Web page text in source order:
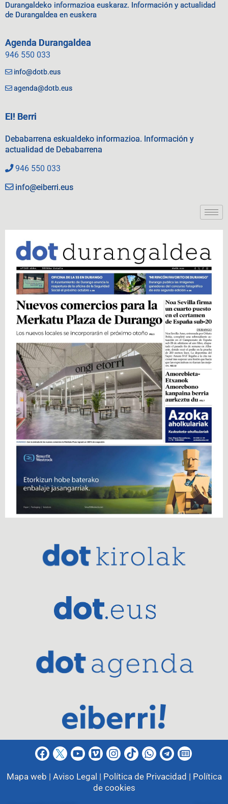
Durangaldeko informazioa euskaraz. Información y actualidad
de Durangaldea en euskera
Agenda Durangaldea
946 550 033
info@dotb.eus
agenda@dotb.eus
EI! Berri
Debabarrena eskualdeko informazioa. Información y
actualidad de Debabarrena
946 550 033
info@eiberri.eus
Mapa web | Aviso Legal | Política de Privacidad | Política
de cookies